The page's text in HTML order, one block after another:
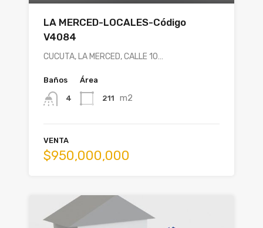
LA MERCED-LOCALES-Código
V4084
CUCUTA, LA MERCED, CALLE 10…
Baños
4
Área
211 m2
VENTA
$950,000,000